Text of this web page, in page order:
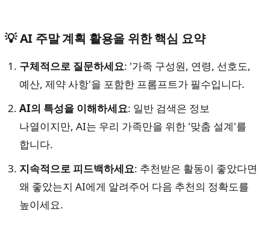
💡 AI 주말 계획 활용을 위한 핵심 요약
구체적으로 질문하세요: '가족 구성원, 연령, 선호도,
예산, 제약 사항'을 포함한 프롬프트가 필수입니다.
AI의 특성을 이해하세요: 일반 검색은 정보
나열이지만, AI는 우리 가족만을 위한 '맞춤 설계'를
합니다.
지속적으로 피드백하세요: 추천받은 활동이 좋았다면
왜 좋았는지 AI에게 알려주어 다음 추천의 정확도를
높이세요.